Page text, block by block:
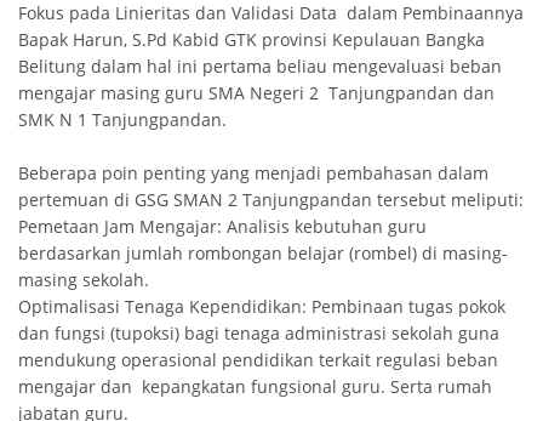
Fokus pada Linieritas dan Validasi Data dalam Pembinaannya
Bapak Harun, S.Pd Kabid GTK provinsi Kepulauan Bangka
Belitung dalam hal ini pertama beliau mengevaluasi beban
mengajar masing guru SMA Negeri 2 Tanjungpandan dan
SMK N 1 Tanjungpandan.
Beberapa poin penting yang menjadi pembahasan dalam
pertemuan di GSG SMAN 2 Tanjungpandan tersebut meliputi:
Pemetaan Jam Mengajar: Analisis kebutuhan guru
berdasarkan jumlah rombongan belajar (rombel) di masing-
masing sekolah.
Optimalisasi Tenaga Kependidikan: Pembinaan tugas pokok
dan fungsi (tupoksi) bagi tenaga administrasi sekolah guna
mendukung operasional pendidikan terkait regulasi beban
mengajar dan kepangkatan fungsional guru. Serta rumah
jabatan guru.